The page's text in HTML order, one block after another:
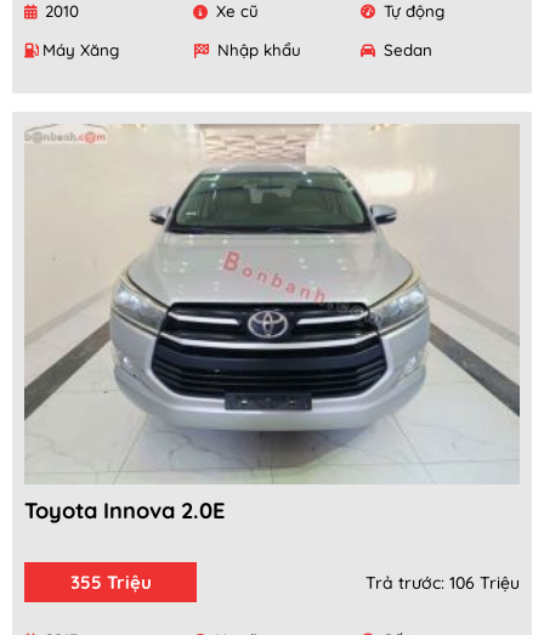
2010 Xe cũ
Tự động
Máy Xăng
Nhập khẩu Sedan
Toyota Innova 2.0E
355 Triệu Trả trước: 106 Triệu